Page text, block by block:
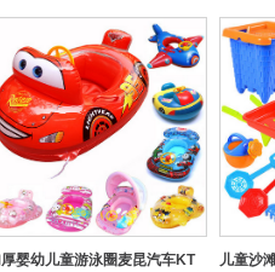
婴幼儿童游泳圈麦昆汽车KT
儿童沙